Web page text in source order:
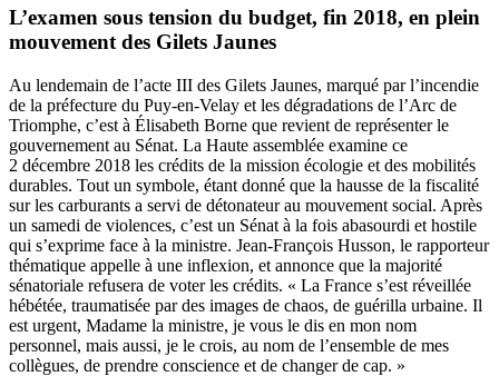
L’examen sous tension du budget, fin 2018, en plein
mouvement des Gilets Jaunes
Au lendemain de l’acte III des Gilets Jaunes, marqué par l’incendie
de la préfecture du Puy-en-Velay et les dégradations de l’Arc de
Triomphe, c’est à Élisabeth Borne que revient de représenter le
gouvernement au Sénat. La Haute assemblée examine ce
2 décembre 2018 les crédits de la mission écologie et des mobilités
durables. Tout un symbole, étant donné que la hausse de la fiscalité
sur les carburants a servi de détonateur au mouvement social. Après
un samedi de violences, c’est un Sénat à la fois abasourdi et hostile
qui s’exprime face à la ministre. Jean-François Husson, le rapporteur
thématique appelle à une inflexion, et annonce que la majorité
sénatoriale refusera de voter les crédits. « La France s’est réveillée
hébétée, traumatisée par des images de chaos, de guérilla urbaine. Il
est urgent, Madame la ministre, je vous le dis en mon nom
personnel, mais aussi, je le crois, au nom de l’ensemble de mes
collègues, de prendre conscience et de changer de cap. »